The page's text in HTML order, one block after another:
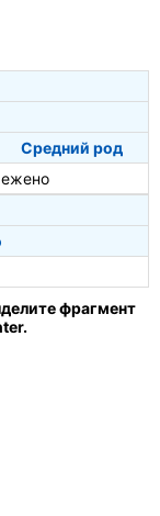
Средний род
ежено
фрагмент